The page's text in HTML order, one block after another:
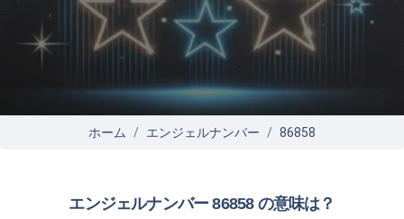
ホーム エンジェルナンバー 86858
エンジェルナンバー 86858 の意味は？